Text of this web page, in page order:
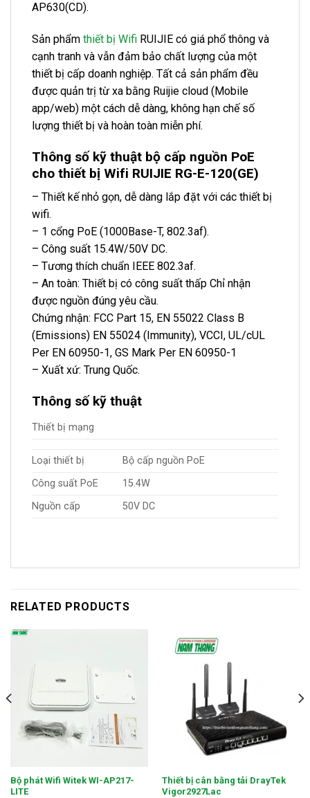
AP630(CD).
Sản phẩm thiết bị Wifi RUIJIE có giá phổ thông và
cạnh tranh và vẫn đảm bảo chất lượng của một
thiết bị cấp doanh nghiệp. Tất cả sản phẩm đều
được quản trị từ xa bằng Ruijie cloud (Mobile
app/web) một cách dễ dàng, không hạn chế số
lượng thiết bị và hoàn toàn miễn phí.
Thông số kỹ thuật bộ cấp nguồn PoE
cho thiết bị Wifi RUIJIE RG-E-120(GE)
– Thiết kế nhỏ gọn, dễ dàng lắp đặt với các thiết bị
wifi.
– 1 cổng PoE (1000Base-T, 802.3af).
– Công suất 15.4W/50V DC.
– Tương thích chuẩn IEEE 802.3af.
– An toàn: Thiết bị có công suất thấp Chỉ nhận
được nguồn đúng yêu cầu.
Chứng nhận: FCC Part 15, EN 55022 Class B
(Emissions) EN 55024 (Immunity), VCCI, UL/cUL
Per EN 60950-1, GS Mark Per EN 60950-1
– Xuất xứ: Trung Quốc.
Thông số kỹ thuật
Thiết bị mạng
Loại thiết bị
Bộ cấp nguồn PoE
Công suất PoE
15.4W
Nguồn cấp
50V DC
RELATED PRODUCTS
Bộ phát Wifi Witek WI-AP217-
LITE
Thiết bị cân bằng tải DrayTek
Vigor2927Lac